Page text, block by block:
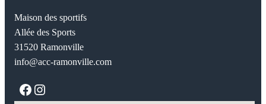
Maison des sportifs
Allée des Sports
31520 Ramonville
info@acc-ramonville.com
Facebook
Instagram